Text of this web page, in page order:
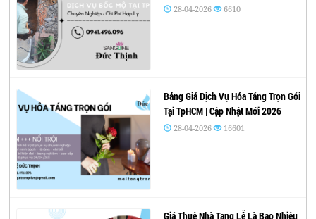
28-04-2026 6610
Bảng Giá Dịch Vụ Hỏa Táng Trọn Gói
Tại TpHCM | Cập Nhật Mới 2026
28-04-2026 16601
Giá Thuê Nhà Tang Lễ Là Bao Nhiêu